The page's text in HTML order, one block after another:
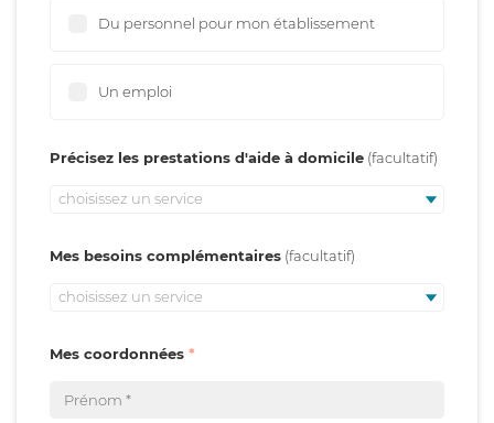
Du personnel pour mon établissement
Un emploi
Précisez les prestations d'aide à domicile
choisissez un service
Mes besoins complémentaires
choisissez un service
Mes coordonnées